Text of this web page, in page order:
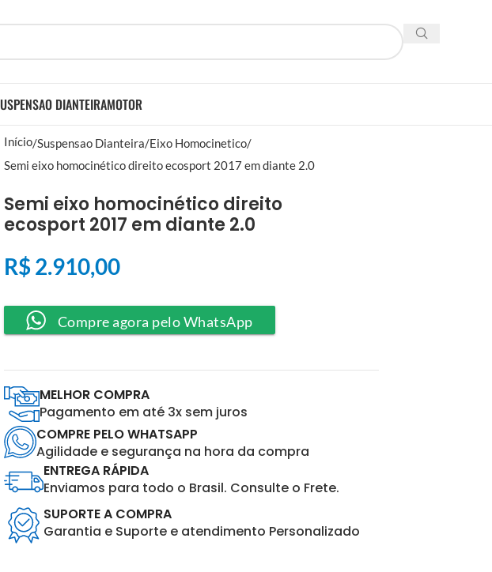
DIANTEIRAMOTOR
Início Suspensao Dianteira Eixo Homocinetico
Semi eixo homocinético direito ecosport 2017 em diante 2.0
Semi eixo homocinético direito
ecosport 2017 em diante 2.0
R$2.910,00
Compre agora pelo WhatsApp
MELHOR COMPRA
Pagamento em até 3x sem juros
COMPRE PELO WHATSAPP
Agilidade e segurança na hora da compra
ENTREGA RÁPIDA
Enviamos para todo o Brasil. Consulte o Frete.
SUPORTE A COMPRA
Garantia e Suporte e atendimento Personalizado